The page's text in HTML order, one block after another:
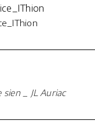
_ JL Auriac